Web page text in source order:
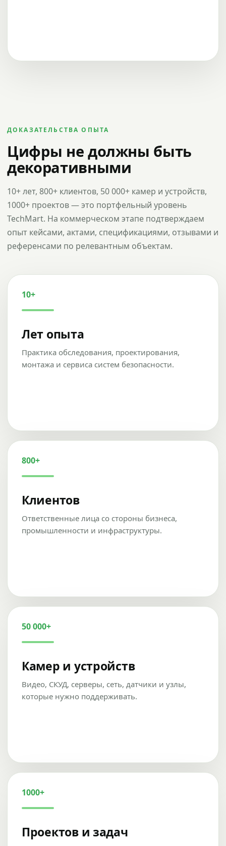
ДОКАЗАТЕЛЬСТВА ОПЫТА
Цифры не должны быть
декоративными
10+ лет, 800+ клиентов, 50 000+ камер и устройств,
1000+ проектов — это портфельный уровень
TechMart. На коммерческом этапе подтверждаем
опыт кейсами, актами, спецификациями, отзывами и
референсами по релевантным объектам.
10+
Лет опыта
Практика обследования, проектирования,
монтажа и сервиса систем безопасности.
800+
Клиентов
Ответственные лица со стороны бизнеса,
промышленности и инфраструктуры.
50 000+
Камер и устройств
Видео, СКУД, серверы, сеть, датчики и узлы,
которые нужно поддерживать.
1000+
Проектов и задач